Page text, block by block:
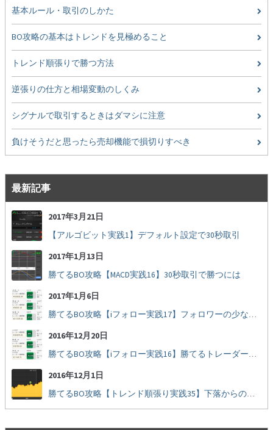
基本ルール・取引のしかた
BO攻略の基本はトレンドを見極めること
トレンド順張りで勝つ方法
逆張りの仕方と相場変動のしくみ
シグナルで取引するときはダマシに注意
負けそうだと思ったら売却機能で損切りすべき
最新記事
2017年3月21日
【アルゴビット実践1】デフォルト設定で30秒取引
2017年1月13日
勝てるBO攻略【MACD実践16】30秒取引で勝つには
2017年1月6日
勝てるBO攻略【iフォロー実践17】フォロワーの少ない人をフォローする
2016年12月20日
勝てるBO攻略【iフォロー実践16】勝てるトレーダーを見抜く
2016年12月1日
勝てるBO攻略【トレンド順張り実践35】下落からの反発を見極める